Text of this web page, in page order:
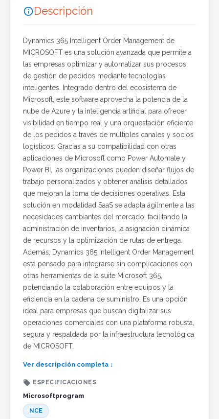
Descripción
Dynamics 365 Intelligent Order Management de
MICROSOFT es una solución avanzada que permite a
las empresas optimizar y automatizar sus procesos
de gestión de pedidos mediante tecnologías
inteligentes. Integrado dentro del ecosistema de
Microsoft, este software aprovecha la potencia de la
nube de Azure y la inteligencia artificial para ofrecer
visibilidad en tiempo real y una orquestación eficiente
de los pedidos a través de múltiples canales y socios
logísticos. Gracias a su compatibilidad con otras
aplicaciones de Microsoft como Power Automate y
Power BI, las organizaciones pueden diseñar flujos de
trabajo personalizados y obtener análisis detallados
que mejoran la toma de decisiones operativas. Esta
solución en modalidad SaaS se adapta ágilmente a las
necesidades cambiantes del mercado, facilitando la
administración de inventarios, la asignación dinámica
de recursos y la optimización de rutas de entrega.
Además, Dynamics 365 Intelligent Order Management
está pensado para integrarse sin complicaciones con
otras herramientas de la suite Microsoft 365,
potenciando la colaboración entre equipos y la
eficiencia en la cadena de suministro. Es una opción
ideal para empresas que buscan digitalizar sus
operaciones comerciales con una plataforma robusta,
segura y respaldada por la infraestructura tecnológica
de MICROSOFT.
Ver descripción completa ↓
 ESPECIFICACIONES
Microsoftprogram
NCE